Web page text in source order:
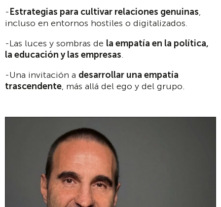
- Estrategias para cultivar relaciones genuinas,
incluso en entornos hostiles o digitalizados.
-Las luces y sombras de la empatía en la política,
la educación y las empresas.
-Una invitación a desarrollar una empatía
trascendente, más allá del ego y del grupo.